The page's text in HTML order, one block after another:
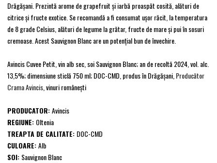
Drăgăşani. Prezintă arome de grapefruit și iarbă proaspăt cosită, alături de
citrice și fructe exotice. Se recomandă a fi consumat ușor răcit, la temperatura
de 8 grade Celsius, alături de legume la grătar, fructe de mare și pui în sosuri
cremoase. Acest Sauvignon Blanc are un potențial bun de învechire.
Avincis Cuvee Petit, vin alb sec, soi Sauvignon Blanc; an de recoltă 2024, vol. alc.
13,5%; dimensiune sticlă 750 ml; DOC-CMD, produs în Drăgăşani, Producător
Crama Avincis , vinuri româneşti
PRODUCATOR:Avincis
REGIUNE: Oltenia
TREAPTA DE CALITATE: DOC-CMD
CULOARE:Alb
SOI: Sauvignon Blanc